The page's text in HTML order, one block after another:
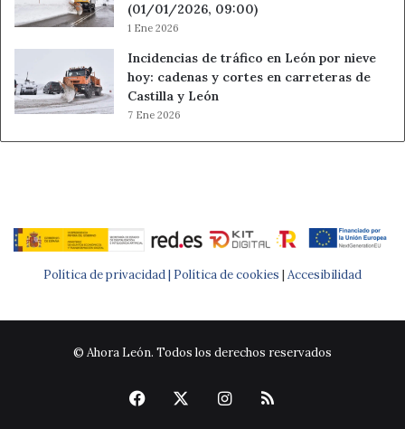
(01/01/2026, 09:00)
1 Ene 2026
Incidencias de tráfico en León por nieve
hoy: cadenas y cortes en carreteras de
Castilla y León
7 Ene 2026
Política de privacidad | Política de cookies | Accesibilidad
© Ahora León. Todos los derechos reservados
Facebook Instagram
RSS